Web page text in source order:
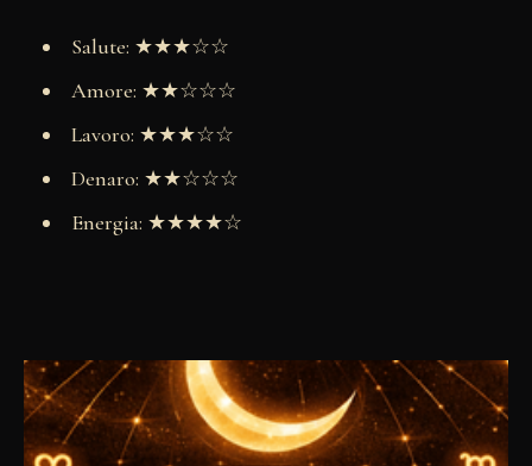
Salute: ★★★☆☆
Amore: ★★☆☆☆
Lavoro: ★★★☆☆
Denaro: ★★☆☆☆
Energia: ★★★★☆